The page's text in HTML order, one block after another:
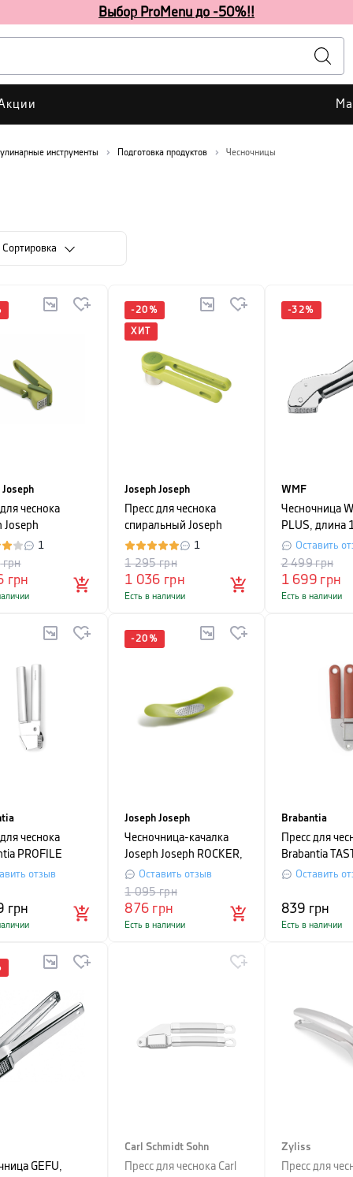
Выбор ProMenu до -50%!!
инструменты Подготовка продуктов Чесночницы
Cортировка
Joseph
для чеснока
Joseph
зеленый
1
грн
грн
-20 %
ХИТ
Joseph Joseph
Пресс для чеснока
спиральный Joseph
Joseph helix,
4,6х17,6х5,8 см,
зеленый
1
1 036 грн
1 295грн
Есть в наличии
-32%
WMF
Чесночница
PLUS, длина
Оставить
1 699 грн
2 499грн
Есть в наличии
для чеснока
PROFILE
18,2 см,
отзыв
грн
-20 %
Joseph Joseph
Чесночница-качалка
Joseph Joseph ROCKER,
18,5x4x3 см, зеленый
Оставить отзыв
876 грн
1 095грн
Есть в наличии
Brabantia
Пресс для
Brabantia
18х2,9х5,8
оранжевым
Оставить
839 грн
Есть в наличии
GEFU,
Carl Schmidt Sohn
Пресс для чеснока Carl
Zyliss
Пресс для